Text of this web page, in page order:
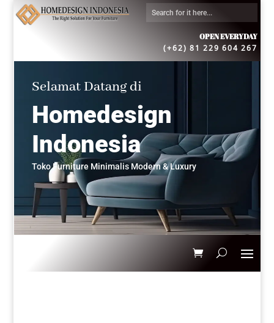
OPEN EVERYDAY
(+62) 81 229 604 267
Selamat Datang di
Homedesign
Indonesia
Toko Furniture Minimalis Modern & Luxury